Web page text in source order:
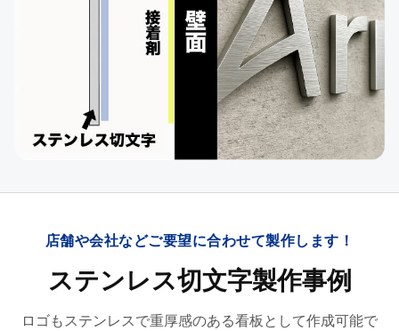
店舗や会社などご要望に合わせて製作します！
ステンレス切文字製作事例
ロゴもステンレスで重厚感のある看板として作成可能で